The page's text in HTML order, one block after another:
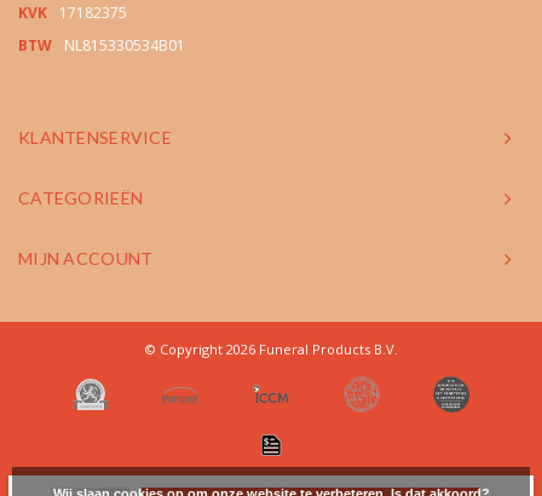
KVK
17182375
BTW
NL815330534B01
KLANTENSERVICE
CATEGORIEËN
MIJN ACCOUNT
© Copyright 2026 Funeral Products B.V.